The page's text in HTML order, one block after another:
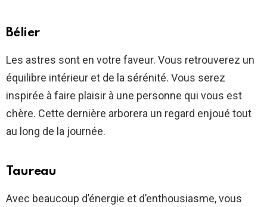
Bélier
Les astres sont en votre faveur. Vous retrouverez un
équilibre intérieur et de la sérénité. Vous serez
inspirée à faire plaisir à une personne qui vous est
chère. Cette dernière arborera un regard enjoué tout
au long de la journée.
Taureau
Avec beaucoup d’énergie et d’enthousiasme, vous